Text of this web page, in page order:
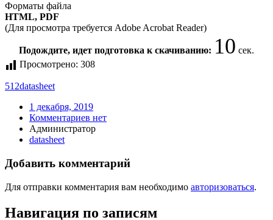
Форматы файла
HTML, PDF
(Для просмотра требуется Adobe Acrobat Reader)
Подождите, идет подготовка к скачиванию: 10 сек.
Просмотрено: 308
512datasheet
1 декабря, 2019
Комментариев нет
Администратор
datasheet
Добавить комментарий
Для отправки комментария вам необходимо авторизоваться.
Навигация по записям